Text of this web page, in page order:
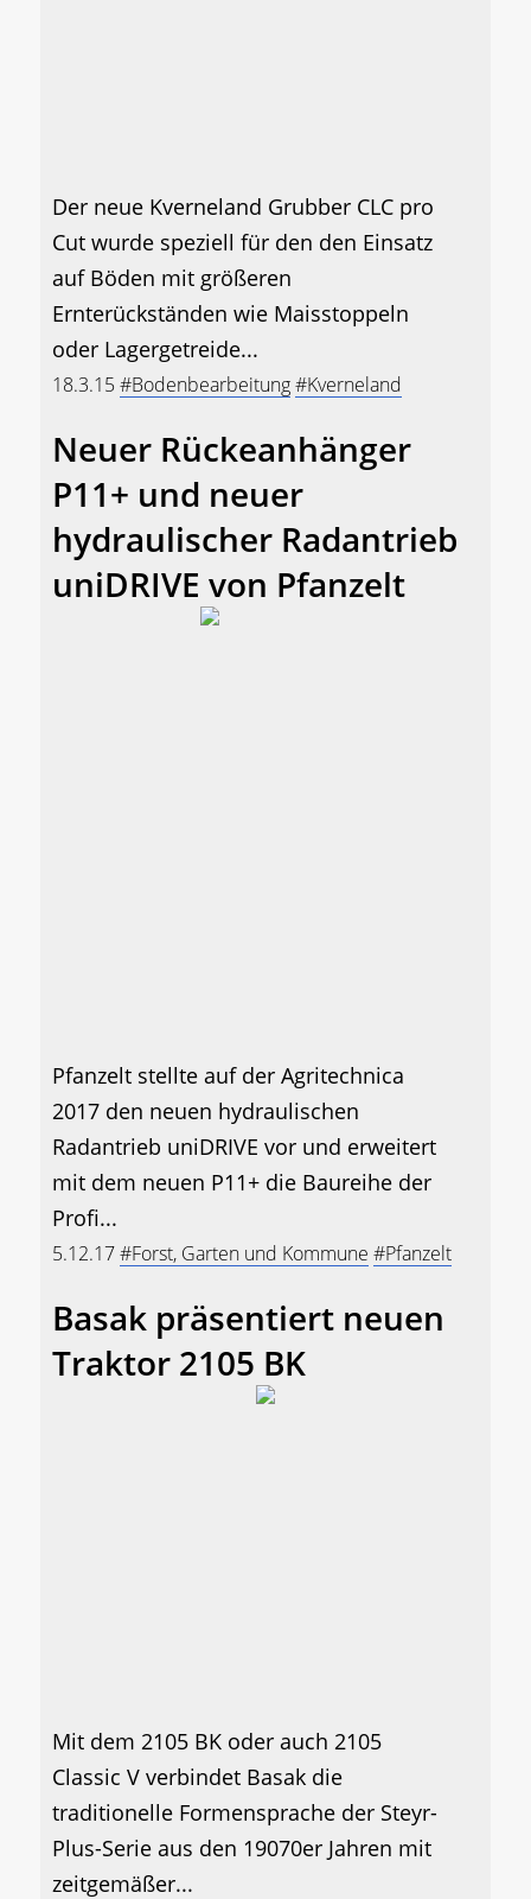
Der neue Kverneland Grubber CLC pro
Cut wurde speziell für den den Einsatz
auf Böden mit größeren
Ernterückständen wie Maisstoppeln
oder Lagergetreide...
18.3.15#Bodenbearbeitung#Kverneland
Neuer Rückeanhänger
P11+ und neuer
hydraulischer Radantrieb
uniDRIVE von Pfanzelt
Pfanzelt stellte auf der Agritechnica
2017 den neuen hydraulischen
Radantrieb uniDRIVE vor und erweitert
mit dem neuen P11+ die Baureihe der
Profi...
5.12.17#Forst, Garten und Kommune #Pfanzelt
Basak präsentiert neuen
Traktor 2105 BK
Mit dem 2105 BK oder auch 2105
Classic V verbindet Basak die
traditionelle Formensprache der Steyr-
Plus-Serie aus den 19070er Jahren mit
zeitgemäßer...